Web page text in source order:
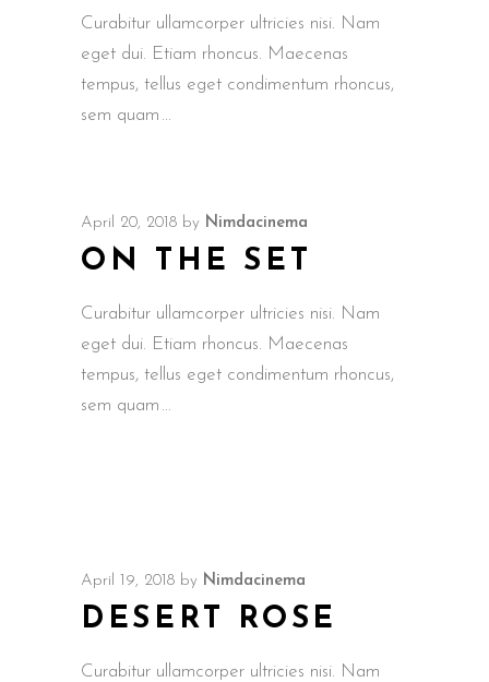
Curabitur ullamcorper ultricies nisi. Nam
eget dui. Etiam rhoncus. Maecenas
tempus, tellus eget condimentum rhoncus,
sem quam
April 20, 2018 by Nimdacinema
ON THE SET
Curabitur ullamcorper ultricies nisi. Nam
eget dui. Etiam rhoncus. Maecenas
tempus, tellus eget condimentum rhoncus,
sem quam
April 19, 2018 by Nimdacinema
DESERT ROSE
Curabitur ullamcorper ultricies nisi. Nam